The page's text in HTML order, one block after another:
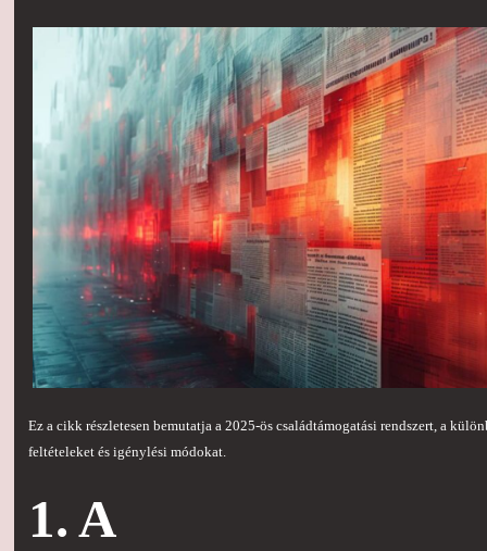
Ez a cikk részletesen bemutatja a 2025-ös családtámogatási rendszert, a
feltételeket és igénylési módokat.
1. A